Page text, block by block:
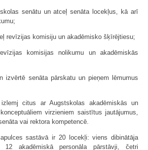
senātu un atceļ senāta locekļus, kā arī
revīzijas komisiju un akadēmisko šķīrējtiesu;
komisijas nolikumu un akadēmiskās
izvērtē senāta pārskatu un pieņem lēmumus
citus ar Augstskolas akadēmiskās un
virzieniem saistītus jautājumus,
vai rektora kompetencē.
sastāvā ir 20 locekļi: viens dibinātāja
12 akadēmiskā personāla pārstāvji, četri